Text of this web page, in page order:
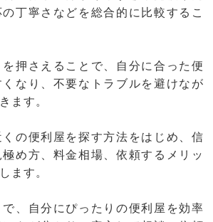
丁寧さなどを総合的に比較するこ
押さえることで、自分に合った便
なり、不要なトラブルを避けなが
ます。
の便利屋を探す方法をはじめ、信
め方、料金相場、依頼するメリッ
ます。
、自分にぴったりの便利屋を効率